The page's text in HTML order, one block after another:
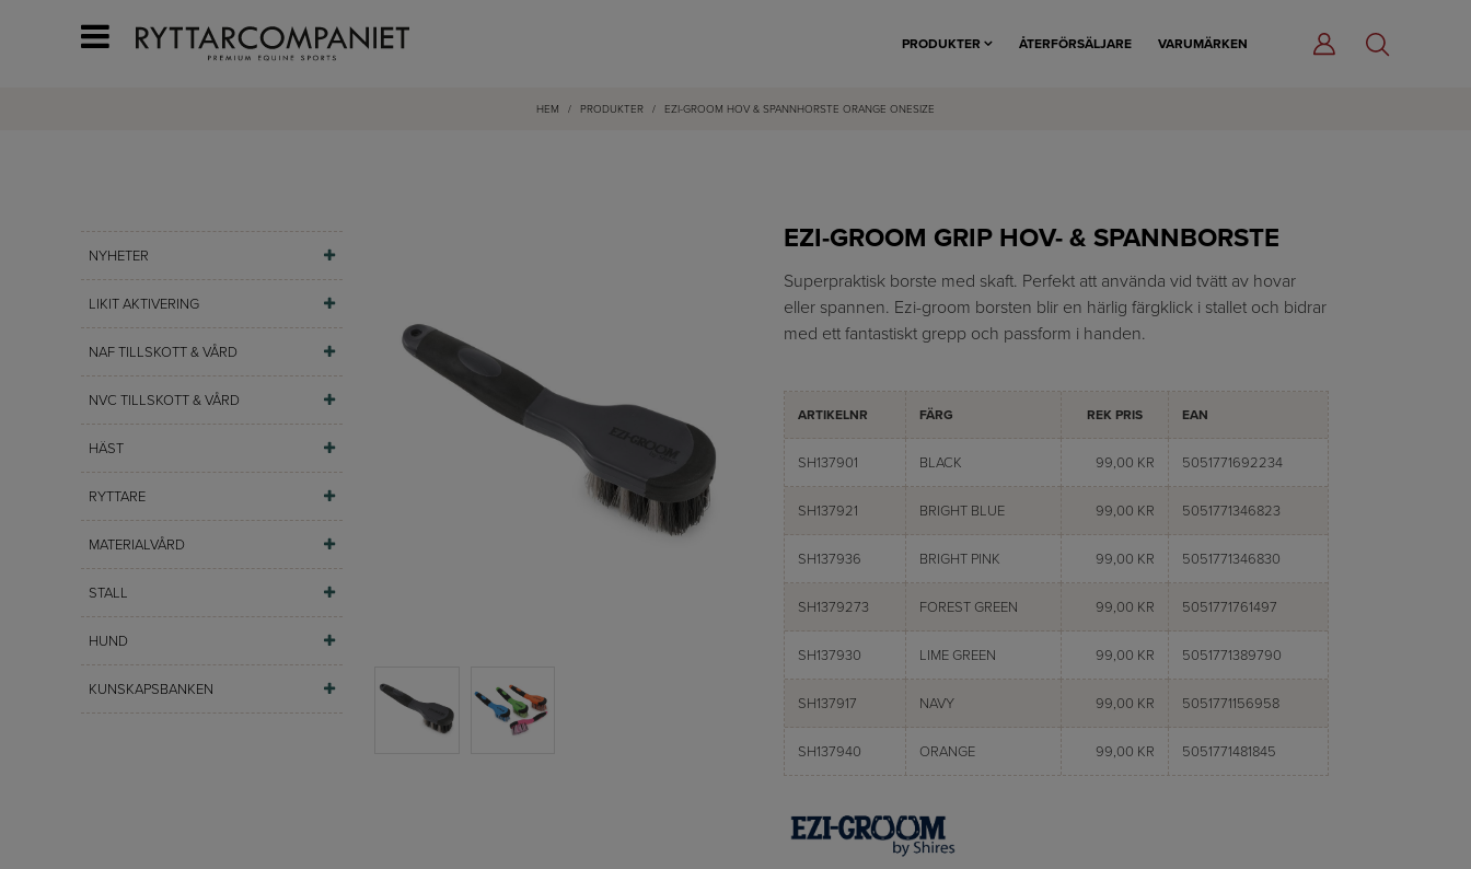
PRODUKTER ÅTERFÖRSÄLJARE VARUMÄRKEN
HEM / PRODUKTER / EZI-GROOM HOV & SPANNHORSTE ORANGE ONESIZE
NYHETER
LIKIT AKTIVERING
NAF TILLSKOTT & VÅRD
NVC TILLSKOTT & VÅRD
HÄST
RYTTARE
MATERIALVÅRD
STALL
HUND
KUNSKAPSBANKEN
EZI-GROOM GRIP HOV- & SPANNBORSTE
Superpraktisk borste med skaft. Perfekt att använda vid tvätt av hovar
eller spannen. Ezi-groom borsten blir en härlig färgklick i stallet och bidrar
med ett fantastiskt grepp och passform i handen.
ARTIKELNR FÄRG REK PRIS EAN
SH137901 BLACK 99,00 KR 5051771692234
SH137921 BRIGHT BLUE 99,00 KR 5051771346823
SH137936 BRIGHT PINK 99,00 KR 5051771346830
SH1379273 FOREST GREEN 99,00 KR 5051771761497
SH137930 LIME GREEN 99,00 KR 5051771389790
SH137917 NAVY 99,00 KR 5051771156958
SH137940 ORANGE 99,00 KR 5051771481845